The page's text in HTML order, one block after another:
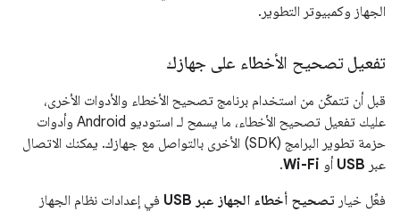
الجهاز وكمبيوتر التطوير.
تفعيل تصحيح الأخطاء على جهازك
قبل أن تتمكّن من استخدام برنامج تصحيح الأخطاء والأدوات الأخرى،
عليك تفعيل تصحيح الأخطاء، ما يسمح لـ استوديو Android وأدوات
حزمة تطوير البرامج (SDK) الأخرى بالتواصل مع جهازك. يمكنك الاتصال
عبر USB أو Wi-Fi
.
فعِّل خيار تصحيح أخطاء الجهاز عبر USB
في إعدادات نظام الجهاز